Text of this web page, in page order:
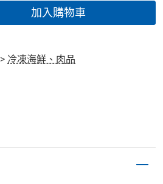
加入購物車
> 冷凍海鮮、肉品